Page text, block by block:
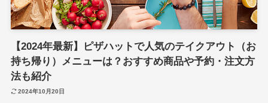
【2024年最新】ピザハットで人気のテイクアウト（お
持ち帰り）メニューは？おすすめ商品や予約・注文方
法も紹介
2024年10月20日